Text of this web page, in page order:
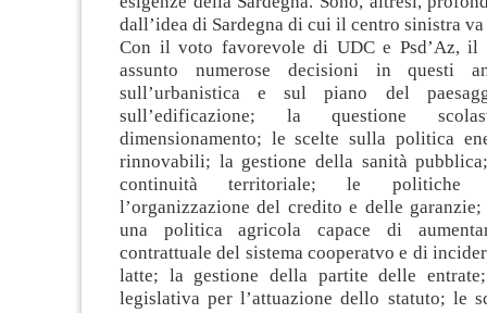
dall’idea di Sardegna di cui il centro sinistra
Con il voto favorevole di UDC e Psd’Az, il
assunto numerose decisioni in questi
sull’urbanistica e sul piano del
sull’edificazione; la questione
dimensionamento; le scelte sulla politica
rinnovabili; la gestione della sanità
continuità territoriale; le politiche
l’organizzazione del credito e delle garanzie;
una politica agricola capace di
contrattuale del sistema cooperatvo e di
latte; la gestione della partite delle
legislativa per l’attuazione dello statuto; le